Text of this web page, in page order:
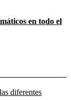
en todo el
diferentes